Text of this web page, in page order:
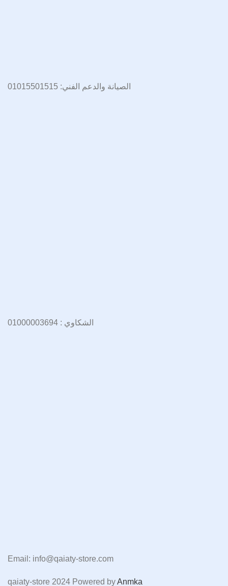
الصيانة والدعم الفني: 01015501515
الشكاوي : 01000003694
Email: info@qaiaty-store.com
qaiaty-store 2024 Powered byAnmka